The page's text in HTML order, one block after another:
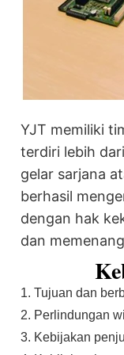
YJT memiliki
terdiri lebih
gelar sarjana
berhasil
dengan hak
dan
1. Tujuan dan
2. Perlindungan
3. Kebijakan